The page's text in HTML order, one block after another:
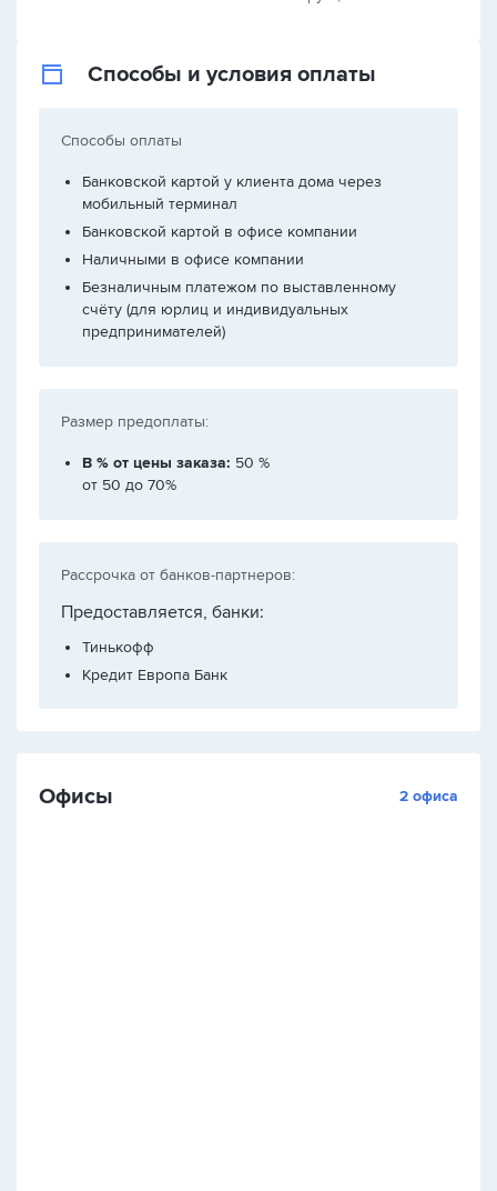
Способы и условия оплаты
Способы оплаты
Банковской картой у клиента дома через
мобильный терминал
Банковской картой в офисе компании
Наличными в офисе компании
Безналичным платежом по выставленному
счёту (для юрлиц и индивидуальных
предпринимателей)
Размер предоплаты:
В % от цены заказа: 50 %
от 50 до 70%
Рассрочка от банков-партнеров:
Предоставляется, банки:
Тинькофф
Кредит Европа Банк
Офисы 2 офиса